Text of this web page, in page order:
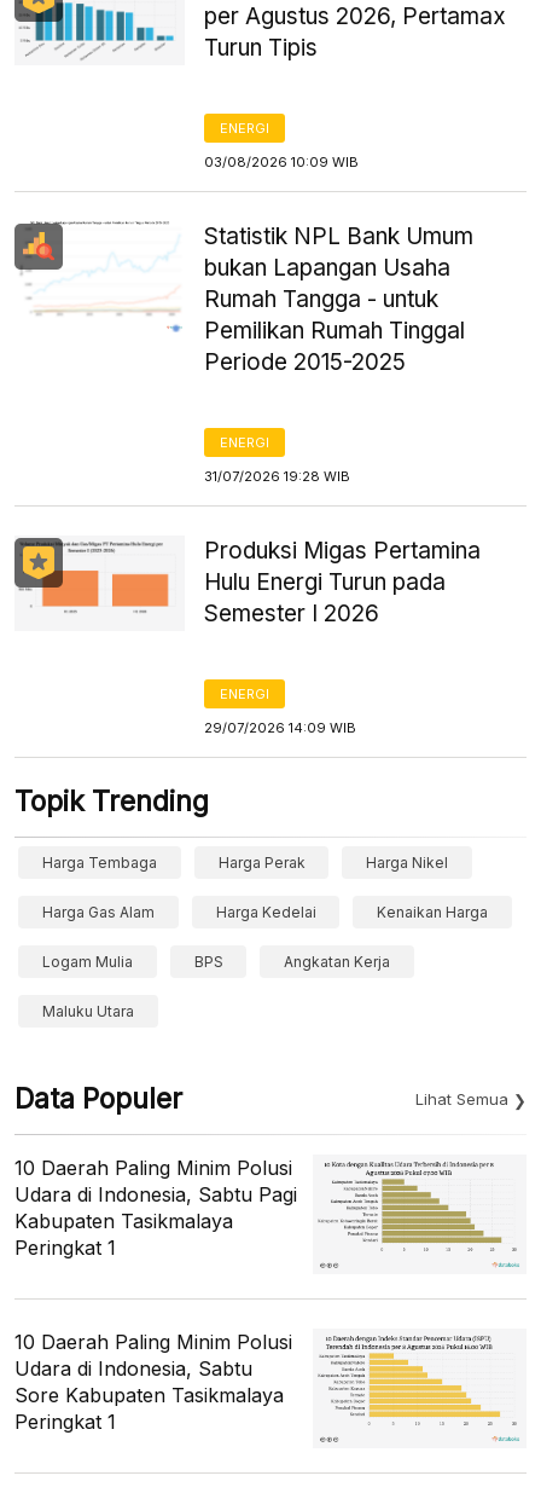
per Agustus 2026, Pertamax
Turun Tipis
ENERGI
03/08/2026 10:09 WIB
Statistik NPL Bank Umum
bukan Lapangan Usaha
Rumah Tangga - untuk
Pemilikan Rumah Tinggal
Periode 2015-2025
ENERGI
31/07/2026 19:28 WIB
Produksi Migas Pertamina
Hulu Energi Turun pada
Semester I 2026
ENERGI
29/07/2026 14:09 WIB
Topik Trending
Harga Tembaga Harga Perak Harga Nikel
Harga Gas Alam Harga Kedelai Kenaikan Harga
Logam Mulia BPS Angkatan Kerja
Maluku Utara
Data Populer Lihat Semua
10 Daerah Paling Minim Polusi
Udara di Indonesia, Sabtu Pagi
Kabupaten Tasikmalaya
Peringkat 1
10 Daerah Paling Minim Polusi
Udara di Indonesia, Sabtu
Sore Kabupaten Tasikmalaya
Peringkat 1